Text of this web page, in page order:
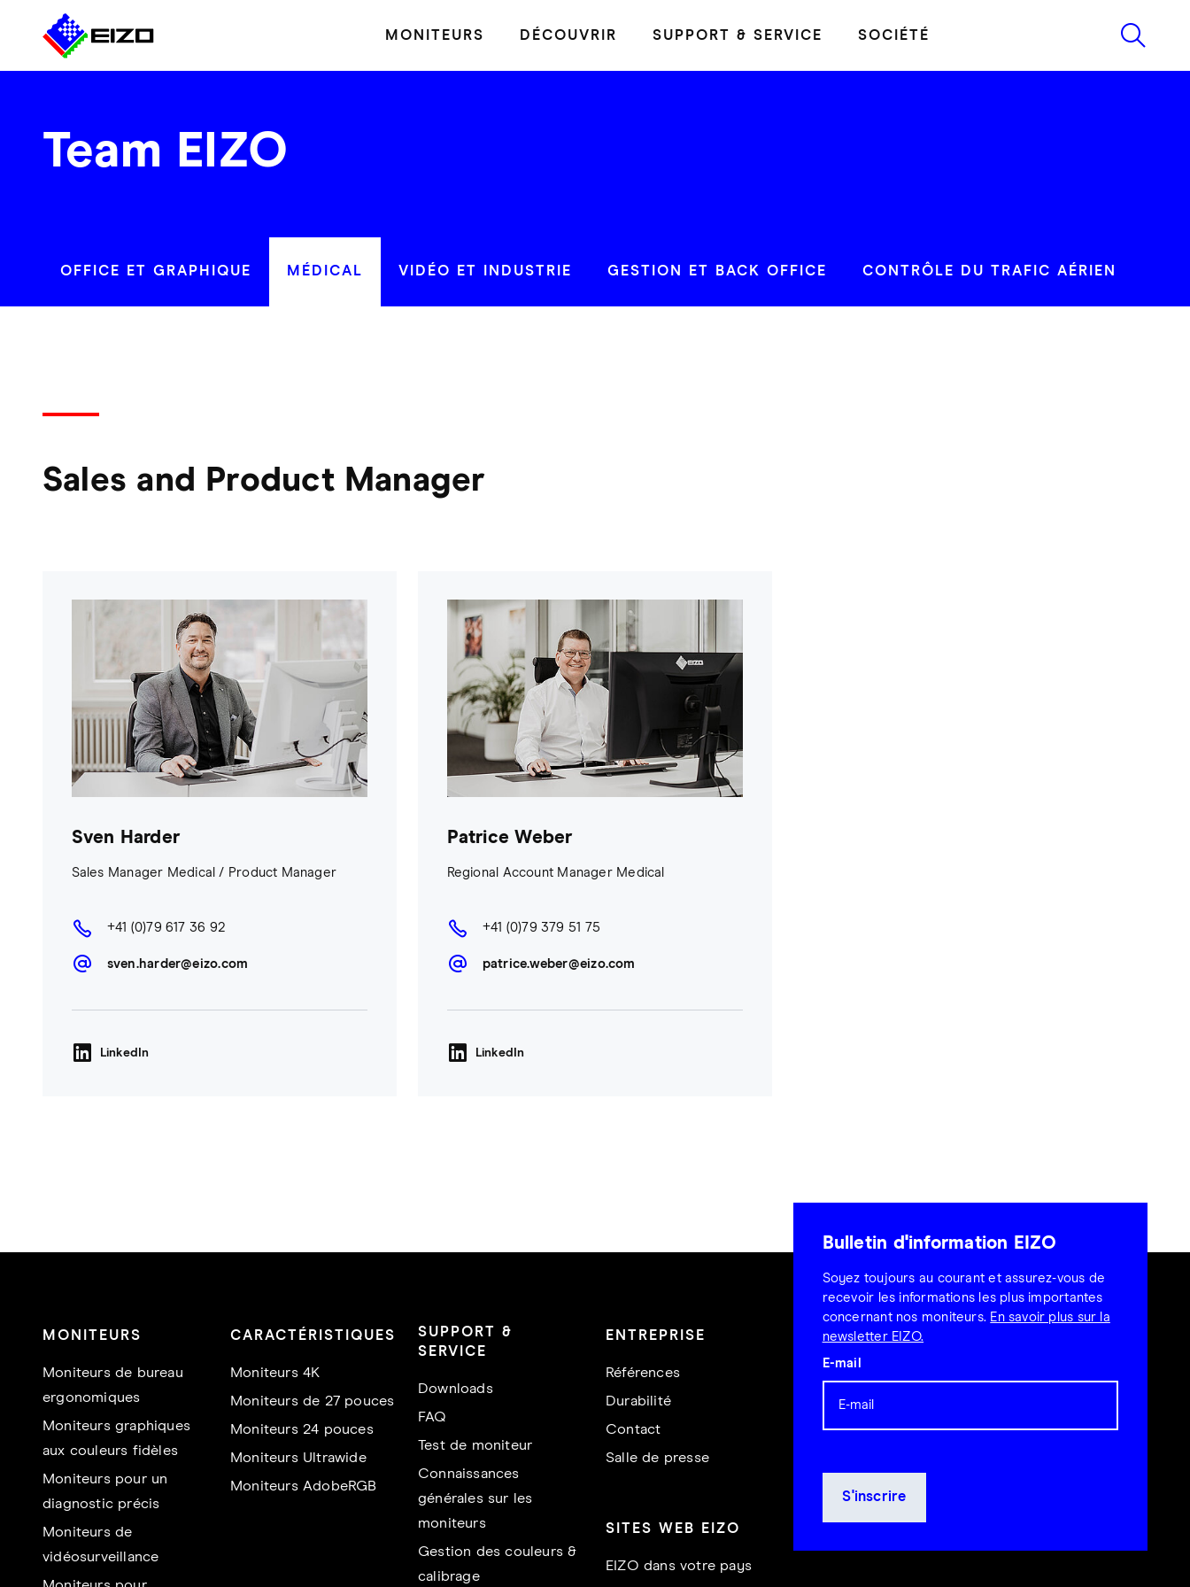
MONITEURS DÉCOUVRIR SUPPORT & SERVICE SOCIÉTÉ
Team EIZO
OFFICE ET GRAPHIQUE MÉDICAL VIDÉO ET INDUSTRIE GESTION ET BACK OFFICE CONTRÔLE DU TRAFIC AÉRIEN
Sales and Product Manager
Sven Harder
Sales Manager Medical / Product Manager
+41 (0)79 617 36 92
sven.harder@eizo.com
LinkedIn
Patrice Weber
Regional Account Manager Medical
+41 (0)79 379 51 75
patrice.weber@eizo.com
LinkedIn
Bulletin d'information EIZO
Soyez toujours au courant et assurez-vous de
recevoir les informations les plus importantes
concernant nos moniteurs. En savoir plus sur la
newsletter EIZO.
E-mail
MONITEURS
Moniteurs de bureau
ergonomiques
Moniteurs graphiques
aux couleurs fidèles
Moniteurs pour un
diagnostic précis
Moniteurs de
vidéosurveillance
CARACTÉRISTIQUES
Moniteurs 4K
Moniteurs de 27 pouces
Moniteurs 24 pouces
Moniteurs Ultrawide
Moniteurs AdobeRGB
SUPPORT &
SERVICE
Downloads
FAQ
Test de moniteur
Connaissances
générales sur les
moniteurs
Gestion des couleurs &
calibrage
ENTREPRISE
Références
Durabilité
Contact
Salle de presse
SITES WEB EIZO
EIZO dans votre pays